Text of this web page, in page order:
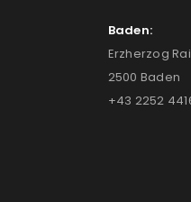
Baden:
Erzherzog
2500 Baden
+43 2252